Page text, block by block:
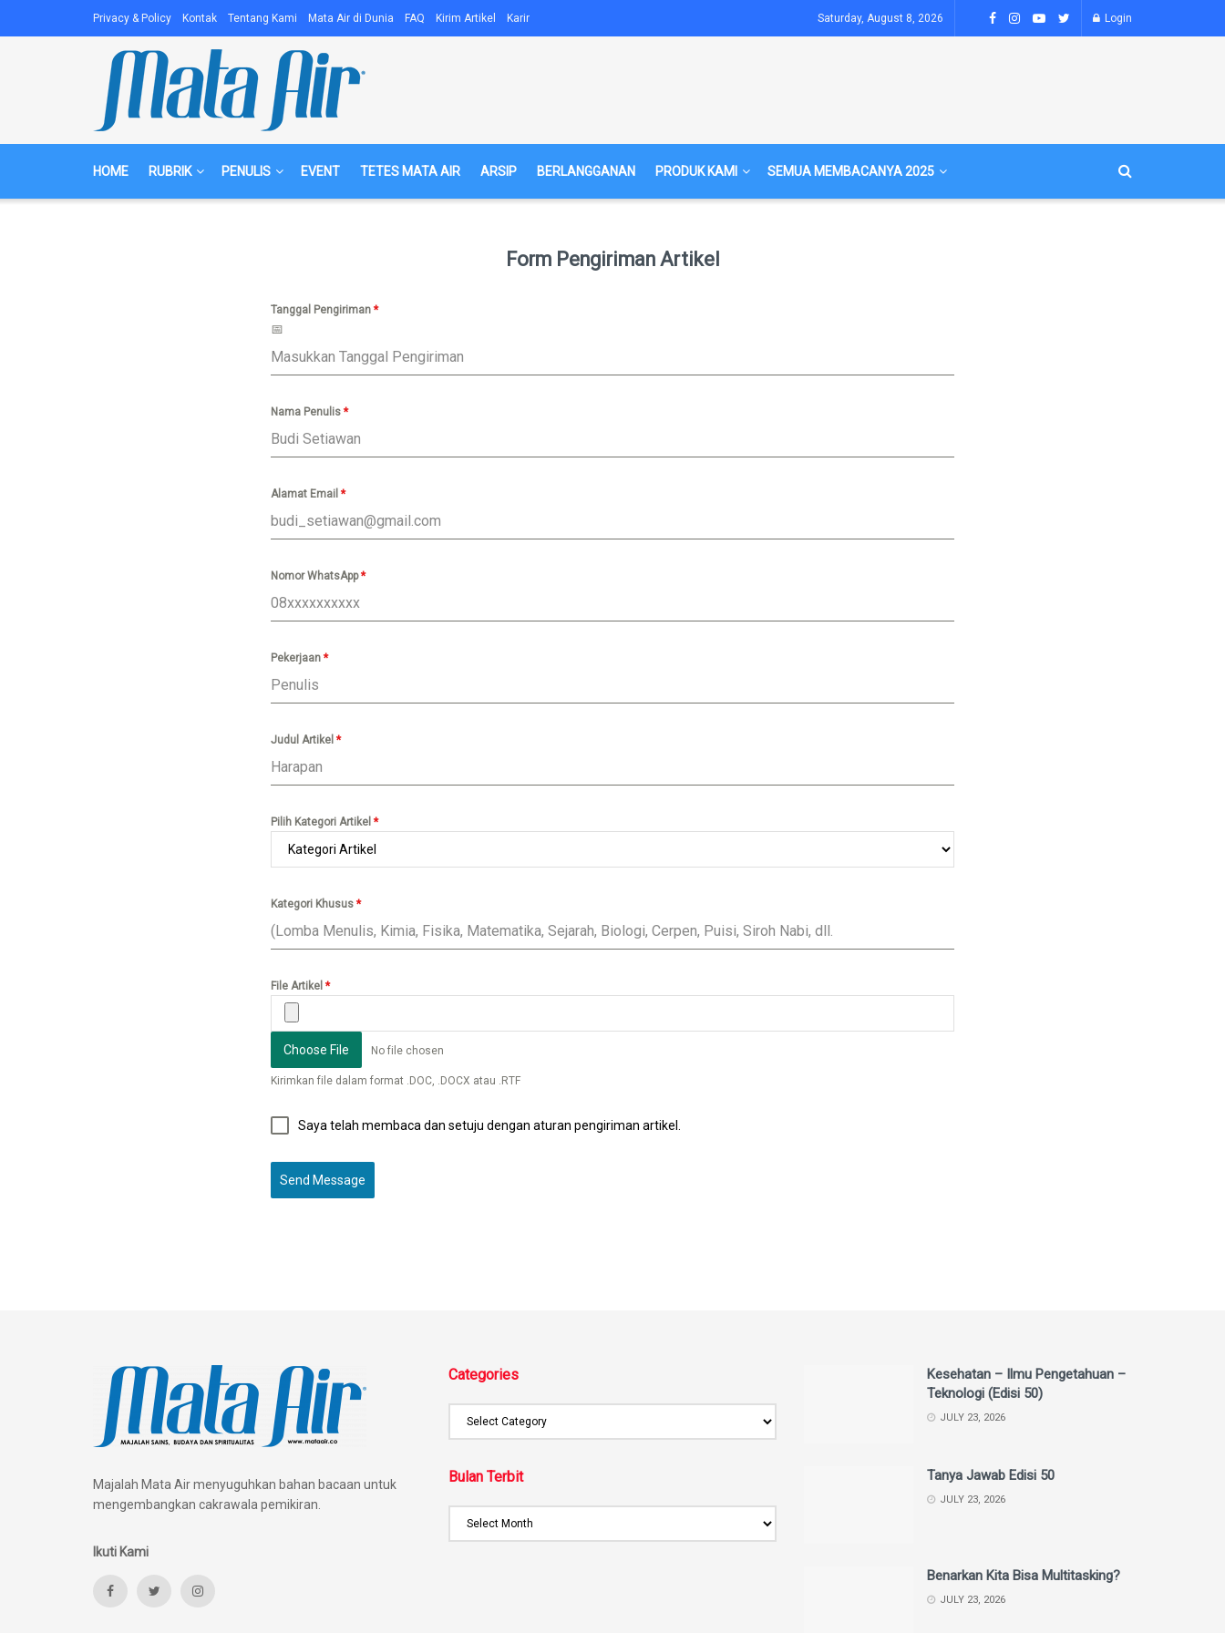
Privacy & Policy Kontak Tentang Kami Mata Air di Dunia FAQ Kirim Artikel Karir Saturday, August 8, 2026 Login
HOME RUBRIK PENULIS EVENT TETES MATA AIR ARSIP BERLANGGANAN PRODUK KAMI SEMUA MEMBACANYA 2025
Form Pengiriman Artikel
Tanggal Pengiriman *
Nama Penulis *
Alamat Email *
Nomor WhatsApp*
Pekerjaan *
Judul Artikel *
Pilih Kategori Artikel *
Kategori Khusus *
File Artikel *
Choose File No file chosen
Kirimkan file dalam format .DOC, .DOCX atau .RTF
Saya telah membaca dan setuju dengan aturan pengiriman artikel.
Send Message
Majalah Mata Air menyuguhkan bahan bacaan untuk
mengembangkan cakrawala pemikiran.
Ikuti Kami
Categories
Bulan Terbit
Kesehatan – Ilmu Pengetahuan –
Teknologi (Edisi 50)
JULY 23, 2026
Tanya Jawab Edisi 50
JULY 23, 2026
Benarkan Kita Bisa Multitasking?
JULY 23, 2026